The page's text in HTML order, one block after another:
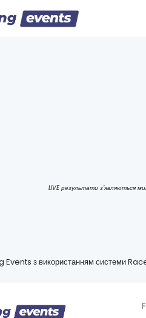
LIVE результати з’являються
Events з використанням системи